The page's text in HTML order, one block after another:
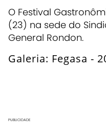
O Festival
(23) na sede do
General Rondon.
Galeria: Fegasa -
PUBLICIDADE